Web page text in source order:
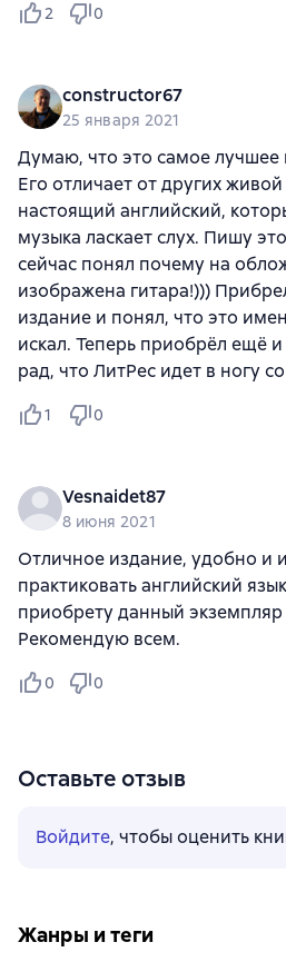
2 0
constructor67
25 января 2021
Думаю, что это самое лучшее
Его отличает от других
настоящий английский,
музыка ласкает слух. Пишу
сейчас понял почему на
изображена гитара!)))
издание и понял, что это
искал. Теперь приобрёл ещё
рад, что ЛитРес идет в ногу
1 0
Vesnaidet87
8 июня 2021
Отличное издание, удобно и
практиковать английский
приобрету данный
Рекомендую всем.
0 0
Оставьте отзыв
Войдите, чтобы оценить
Жанры и теги